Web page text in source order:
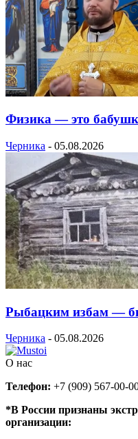
Физика — это
Черника - 05.08.2026
Рыбацким избам —
Черника - 05.08.2026
О нас
Телефон: +7 (909) 567-00-
*В России признаны
организации: